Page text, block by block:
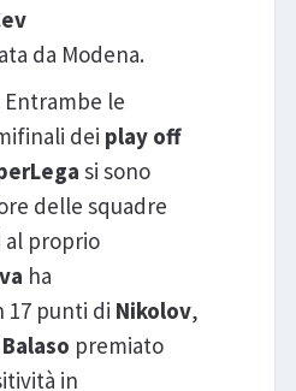
da Modena.
Entrambe le
dei play off
si sono
delle squadre
al proprio
ha
17 punti di Nikolov,
Balaso premiato
in